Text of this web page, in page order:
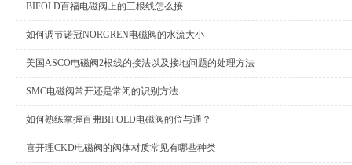
公司名称
BIFOLD百福电磁阀上的三根线怎么接
如何调节诺冠NORGREN电磁阀的水流大小
美国ASCO电磁阀2根线的接法以及接地问题的处理方法
SMC电磁阀常开还是常闭的识别方法
如何熟练掌握百弗BIFOLD电磁阀的位与通？
喜开理CKD电磁阀的阀体材质常见有哪些种类